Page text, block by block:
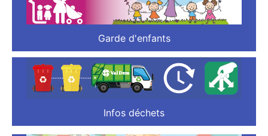
Garde d'enfants
Infos déchets